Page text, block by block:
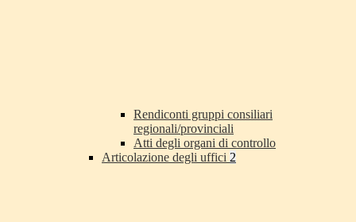
Rendiconti gruppi consiliari
regionali/provinciali
Atti degli organi di controllo
Articolazione degli uffici 2